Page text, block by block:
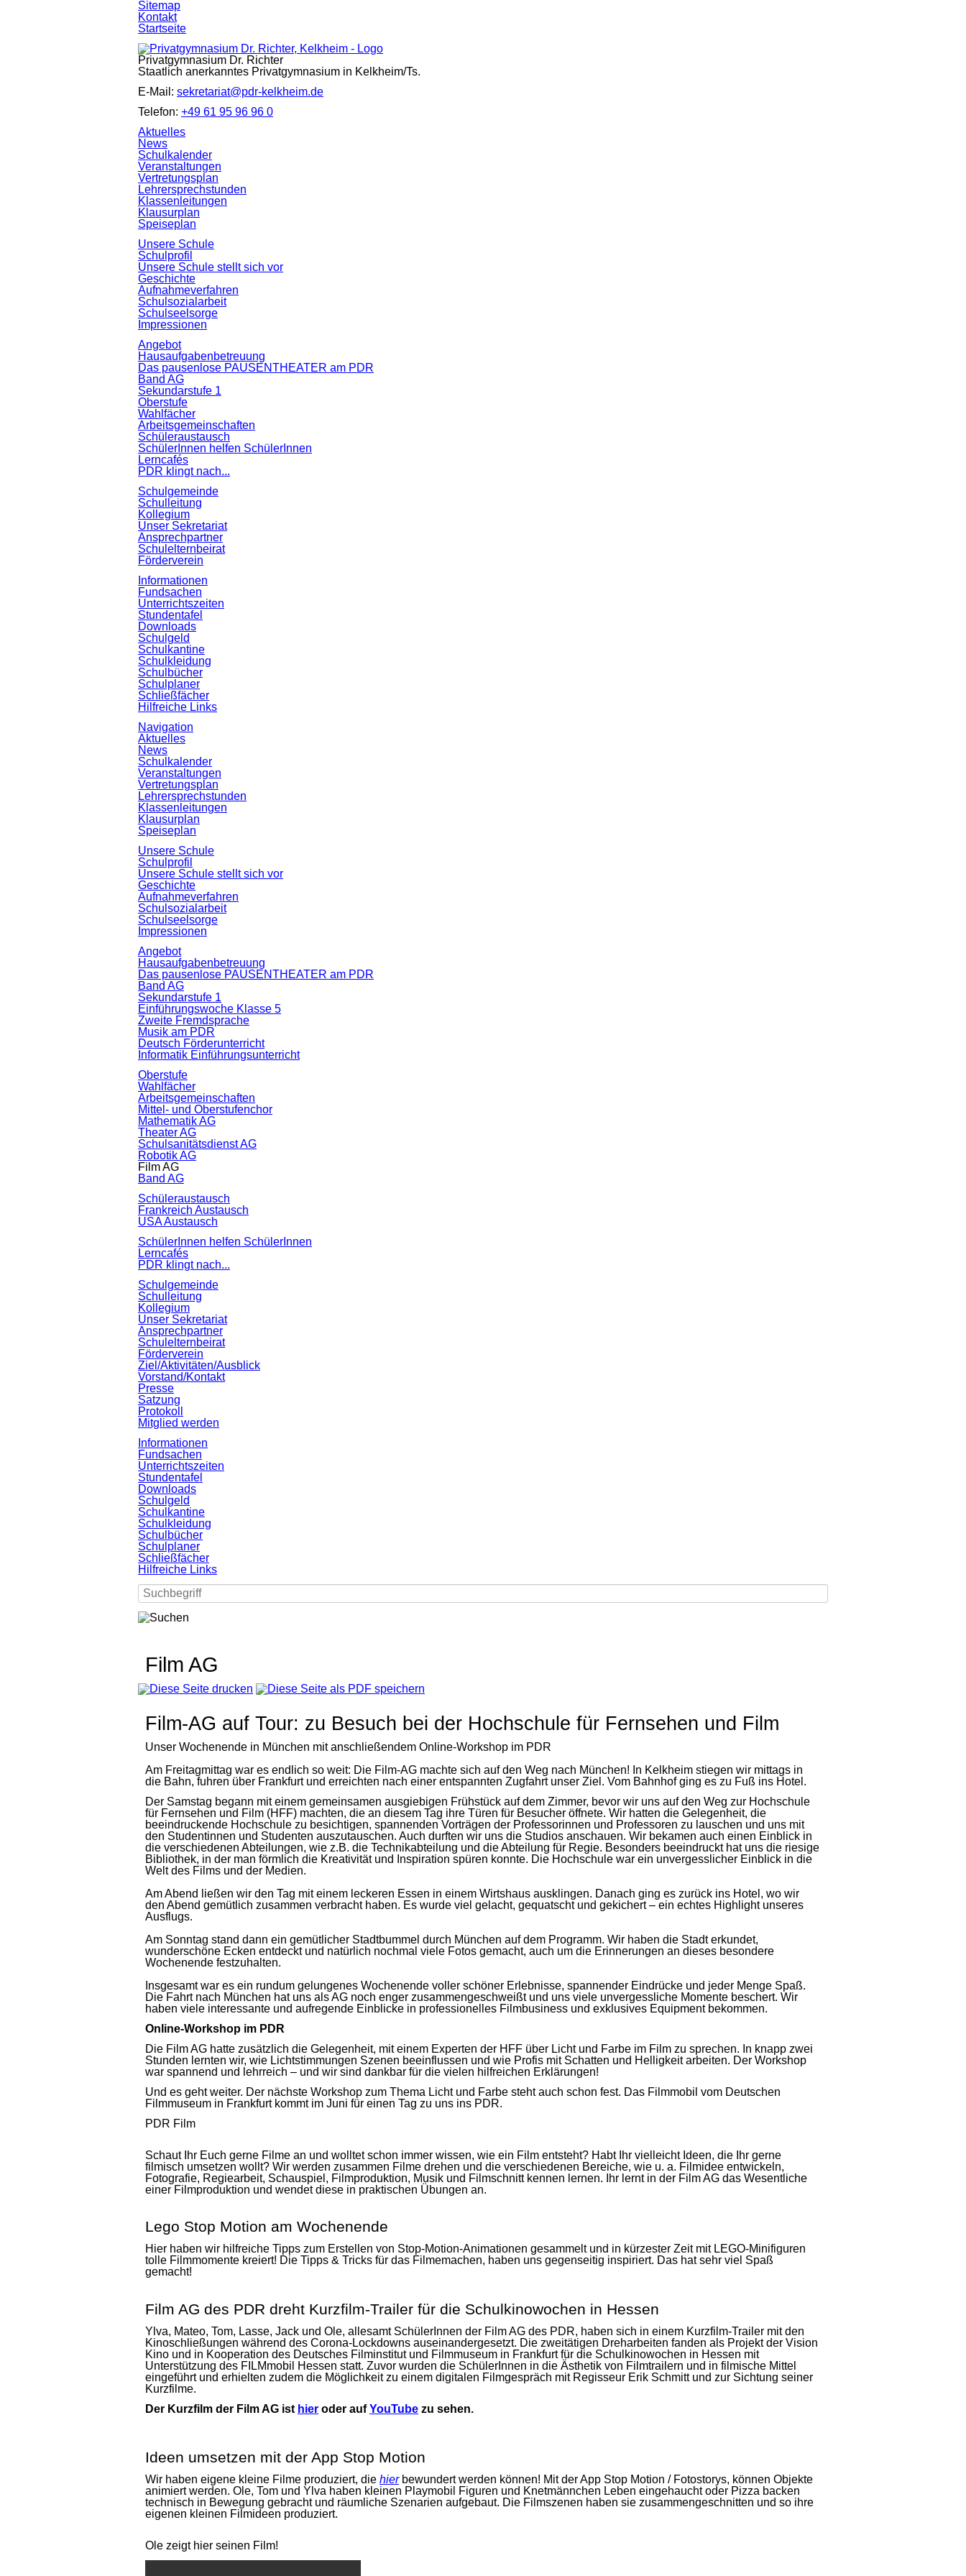
Navigation
überspringen
Sitemap
Kontakt
Startseite
Privatgymnasium Dr. Richter
Staatlich anerkanntes Privatgymnasium in Kelkheim/Ts.
E-Mail: sekretariat@pdr-kelkheim.de
Telefon: +49 61 95 96 96 0
Navigation
überspringen
Aktuelles
News
Schulkalender
Veranstaltungen
Vertretungsplan
Lehrersprechstunden
Klassenleitungen
Klausurplan
Speiseplan
Unsere Schule
Schulprofil
Unsere Schule stellt sich vor
Geschichte
Aufnahmeverfahren
Schulsozialarbeit
Schulseelsorge
Impressionen
Angebot
Hausaufgabenbetreuung
Das pausenlose PAUSENTHEATER am PDR
Band AG
Sekundarstufe 1
Oberstufe
Wahlfächer
Arbeitsgemeinschaften
Schüleraustausch
SchülerInnen helfen SchülerInnen
Lerncafés
PDR klingt nach...
Schulgemeinde
Schulleitung
Kollegium
Unser Sekretariat
Ansprechpartner
Schulelternbeirat
Förderverein
Informationen
Fundsachen
Unterrichtszeiten
Stundentafel
Downloads
Schulgeld
Schulkantine
Schulkleidung
Schulbücher
Schulplaner
Schließfächer
Hilfreiche Links
Navigation
Aktuelles
News
Schulkalender
Veranstaltungen
Vertretungsplan
Lehrersprechstunden
Klassenleitungen
Klausurplan
Speiseplan
Unsere Schule
Schulprofil
Unsere Schule stellt sich vor
Geschichte
Aufnahmeverfahren
Schulsozialarbeit
Schulseelsorge
Impressionen
Angebot
Hausaufgabenbetreuung
Das pausenlose PAUSENTHEATER am PDR
Band AG
Sekundarstufe 1
Einführungswoche Klasse 5
Zweite Fremdsprache
Musik am PDR
Deutsch Förderunterricht
Informatik Einführungsunterricht
Oberstufe
Wahlfächer
Arbeitsgemeinschaften
Mittel- und Oberstufenchor
Mathematik AG
Theater AG
Schulsanitätsdienst AG
Robotik AG
Film AG
Band AG
Schüleraustausch
Frankreich Austausch
USA Austausch
SchülerInnen helfen SchülerInnen
Lerncafés
PDR klingt nach...
Schulgemeinde
Schulleitung
Kollegium
Unser Sekretariat
Ansprechpartner
Schulelternbeirat
Förderverein
Ziel/Aktivitäten/Ausblick
Vorstand/Kontakt
Presse
Satzung
Protokoll
Mitglied werden
Informationen
Fundsachen
Unterrichtszeiten
Stundentafel
Downloads
Schulgeld
Schulkantine
Schulkleidung
Schulbücher
Schulplaner
Schließfächer
Hilfreiche Links
Film AG
Film-AG auf Tour: zu Besuch bei der Hochschule für Fernsehen und Film
Unser Wochenende in München mit anschließendem Online-Workshop im PDR
Am Freitagmittag war es endlich so weit: Die Film-AG machte sich auf den Weg nach München! In Kelkheim stiegen wir mittags in
die Bahn, fuhren über Frankfurt und erreichten nach einer entspannten Zugfahrt unser Ziel. Vom Bahnhof ging es zu Fuß ins Hotel.
Der Samstag begann mit einem gemeinsamen ausgiebigen Frühstück auf dem Zimmer, bevor wir uns auf den Weg zur Hochschule
für Fernsehen und Film (HFF) machten, die an diesem Tag ihre Türen für Besucher öffnete. Wir hatten die Gelegenheit, die
beeindruckende Hochschule zu besichtigen, spannenden Vorträgen der Professorinnen und Professoren zu lauschen und uns mit
den Studentinnen und Studenten auszutauschen. Auch durften wir uns die Studios anschauen. Wir bekamen auch einen Einblick in
die verschiedenen Abteilungen, wie z.B. die Technikabteilung und die Abteilung für Regie. Besonders beeindruckt hat uns die riesige
Bibliothek, in der man förmlich die Kreativität und Inspiration spüren konnte. Die Hochschule war ein unvergesslicher Einblick in die
Welt des Films und der Medien.
Am Abend ließen wir den Tag mit einem leckeren Essen in einem Wirtshaus ausklingen. Danach ging es zurück ins Hotel, wo wir
den Abend gemütlich zusammen verbracht haben. Es wurde viel gelacht, gequatscht und gekichert – ein echtes Highlight unseres
Ausflugs.
Am Sonntag stand dann ein gemütlicher Stadtbummel durch München auf dem Programm. Wir haben die Stadt erkundet,
wunderschöne Ecken entdeckt und natürlich nochmal viele Fotos gemacht, auch um die Erinnerungen an dieses besondere
Wochenende festzuhalten.
Insgesamt war es ein rundum gelungenes Wochenende voller schöner Erlebnisse, spannender Eindrücke und jeder Menge Spaß.
Die Fahrt nach München hat uns als AG noch enger zusammengeschweißt und uns viele unvergessliche Momente beschert. Wir
haben viele interessante und aufregende Einblicke in professionelles Filmbusiness und exklusives Equipment bekommen.
Online-Workshop im PDR
Die Film AG hatte zusätzlich die Gelegenheit, mit einem Experten der HFF über Licht und Farbe im Film zu sprechen. In knapp zwei
Stunden lernten wir, wie Lichtstimmungen Szenen beeinflussen und wie Profis mit Schatten und Helligkeit arbeiten. Der Workshop
war spannend und lehrreich – und wir sind dankbar für die vielen hilfreichen Erklärungen!
Und es geht weiter. Der nächste Workshop zum Thema Licht und Farbe steht auch schon fest. Das Filmmobil vom Deutschen
Filmmuseum in Frankfurt kommt im Juni für einen Tag zu uns ins PDR.
PDR Film
Schaut Ihr Euch gerne Filme an und wolltet schon immer wissen, wie ein Film entsteht? Habt Ihr vielleicht Ideen, die Ihr gerne
filmisch umsetzen wollt? Wir werden zusammen Filme drehen und die verschiedenen Bereiche, wie u. a. Filmidee entwickeln,
Fotografie, Regiearbeit, Schauspiel, Filmproduktion, Musik und Filmschnitt kennen lernen. Ihr lernt in der Film AG das Wesentliche
einer Filmproduktion und wendet diese in praktischen Übungen an.
Lego Stop Motion am Wochenende
Hier haben wir hilfreiche Tipps zum Erstellen von Stop-Motion-Animationen gesammelt und in kürzester Zeit mit LEGO-Minifiguren
tolle Filmmomente kreiert! Die Tipps & Tricks für das Filmemachen, haben uns gegenseitig inspiriert. Das hat sehr viel Spaß
gemacht!
Film AG des PDR dreht Kurzfilm-Trailer für die Schulkinowochen in Hessen
Ylva, Mateo, Tom, Lasse, Jack und Ole, allesamt SchülerInnen der Film AG des PDR, haben sich in einem Kurzfilm-Trailer mit den
Kinoschließungen während des Corona-Lockdowns auseinandergesetzt. Die zweitätigen Dreharbeiten fanden als Projekt der Vision
Kino und in Kooperation des Deutsches Filminstitut und Filmmuseum in Frankfurt für die Schulkinowochen in Hessen mit
Unterstützung des FILMmobil Hessen statt. Zuvor wurden die SchülerInnen in die Ästhetik von Filmtrailern und in filmische Mittel
eingeführt und erhielten zudem die Möglichkeit zu einem digitalen Filmgespräch mit Regisseur Erik Schmitt und zur Sichtung seiner
Kurzfilme.
Der Kurzfilm der Film AG ist hier oder aufYouTube zu sehen.
Ideen umsetzen mit der App Stop Motion
Wir haben eigene kleine Filme produziert, die hier bewundert werden können! Mit der App Stop Motion / Fotostorys, können Objekte
animiert werden. Ole, Tom und Ylva haben kleinen Playmobil Figuren und Knetmännchen Leben eingehaucht oder Pizza backen
technisch in Bewegung gebracht und räumliche Szenarien aufgebaut. Die Filmszenen haben sie zusammengeschnitten und so ihre
eigenen kleinen Filmideen produziert.
Ole zeigt hier seinen Film!